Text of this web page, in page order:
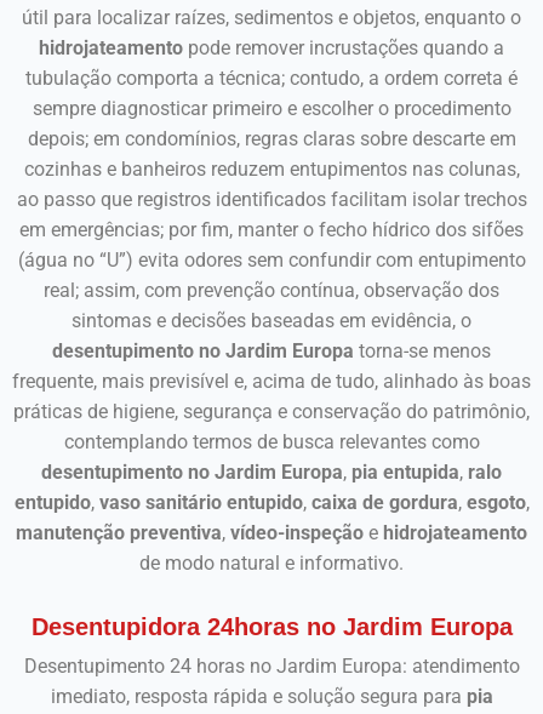
útil para localizar raízes, sedimentos e objetos, enquanto o
hidrojateamento pode remover incrustações quando a
tubulação comporta a técnica; contudo, a ordem correta é
sempre diagnosticar primeiro e escolher o procedimento
depois; em condomínios, regras claras sobre descarte em
cozinhas e banheiros reduzem entupimentos nas colunas,
ao passo que registros identificados facilitam isolar trechos
em emergências; por fim, manter o fecho hídrico dos sifões
(água no “U”) evita odores sem confundir com entupimento
real; assim, com prevenção contínua, observação dos
sintomas e decisões baseadas em evidência, o
desentupimento no Jardim Europa torna-se menos
frequente, mais previsível e, acima de tudo, alinhado às boas
práticas de higiene, segurança e conservação do patrimônio,
contemplando termos de busca relevantes como
desentupimento no Jardim Europa, pia entupida, ralo
entupido, vaso sanitário entupido, caixa de gordura, esgoto,
manutenção preventiva, vídeo-inspeção e hidrojateamento
de modo natural e informativo.
Desentupidora 24horas no Jardim Europa
Desentupimento 24 horas no Jardim Europa: atendimento
imediato, resposta rápida e solução segura para pia